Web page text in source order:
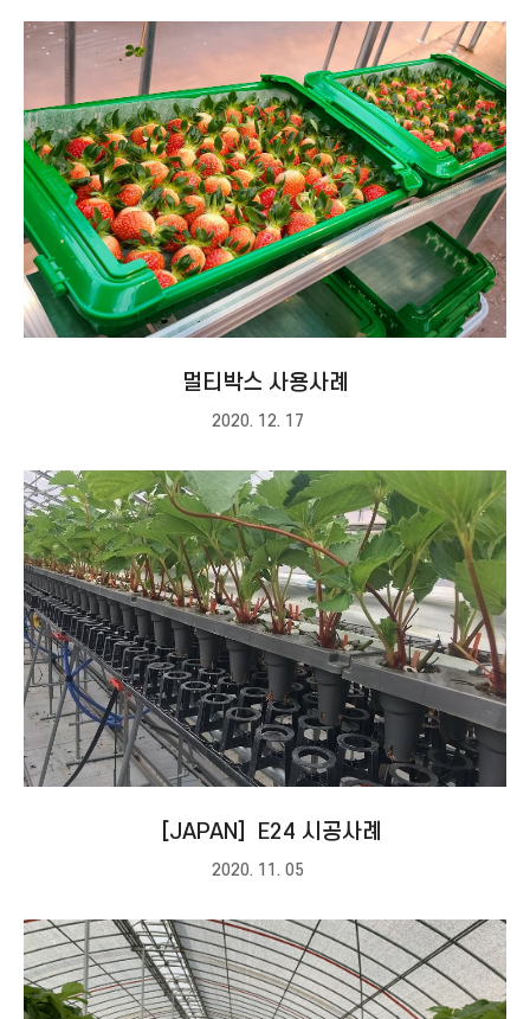
멀티박스 사용사례
2020. 12. 17
［JAPAN］E24 시공사례
2020. 11. 05